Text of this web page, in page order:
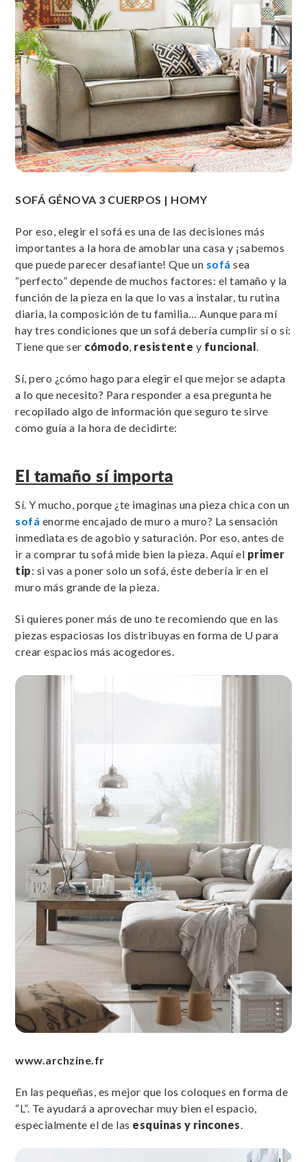
SOFÁ GÉNOVA 3 CUERPOS | HOMY
Por eso, elegir el sofá es una de las decisiones más
importantes a la hora de amoblar una casa y ¡sabemos
que puede parecer desafiante! Que un sofá sea
“perfecto” depende de muchos factores: el tamaño y la
función de la pieza en la que lo vas a instalar, tu rutina
diaria, la composición de tu familia… Aunque para mí
hay tres condiciones que un sofá debería cumplir sí o sí:
Tiene que ser cómodo resistente y funcional
Sí, pero ¿cómo hago para elegir el que mejor se adapta
a lo que necesito? Para responder a esa pregunta he
recopilado algo de información que seguro te sirve
como guía a la hora de decidirte:
El tamaño sí importa
Sí. Y mucho, porque ¿te imaginas una pieza chica con un
sofá enorme encajado de muro a muro? La sensación
inmediata es de agobio y saturación. Por eso, antes de
ir a comprar tu sofá mide bien la pieza. Aquí el primer
tip: si vas a poner solo un sofá, éste debería ir en el
muro más grande de la pieza.
Si quieres poner más de uno te recomiendo que en las
piezas espaciosas los distribuyas en forma de U para
crear espacios más acogedores.
www.archzine.fr
En las pequeñas, es mejor que los coloques en forma de
“L”. Te ayudará a aprovechar muy bien el espacio,
especialmente el de las esquinas y rincones